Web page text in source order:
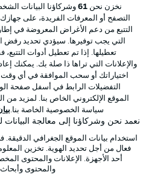
تطبيق الدوري الألماني
Official Partners
نخزن نحن 61وشركاؤنا البيانات
التصفح أو المعرفات الفريدة، على
التتبع من دعم الأغراض المعروضة في إطار
التي يجب توفيرها. سيؤدي تحديد
تعطيلها. إذا تم تعطيل أدوات
والإعلانات التي تراها ذا صلة بك. يمكنك
اختياراتك أو سحب الموافقة في أي
التفضيلات الرابط في أسفل صفحة
الموقع الإلكتروني الخاص بنا. لمزيد
سياسة الخصوصية الخاصة بنا.
نعمد نحن وشركاؤنا إلى معالجة البيانات
استخدام بيانات الموقع الجغرافي
فعال من أجل تحديد الهوية. تخزين
أحد الأجهزة. الإعلانات والمحتوى
والمحتوى